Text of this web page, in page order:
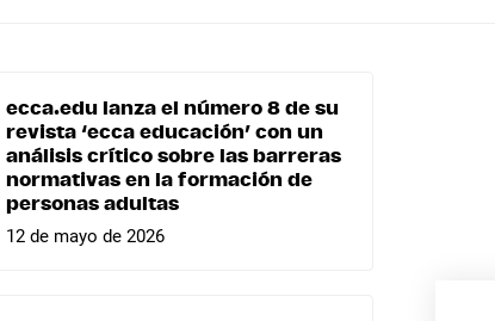
ecca.edu lanza el número 8 de su
revista ‘ecca educación’ con un
análisis crítico sobre las barreras
normativas en la formación de
personas adultas
12 de mayo de 2026